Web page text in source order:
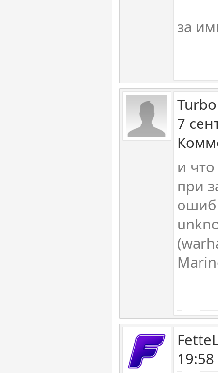
за
7
и
при